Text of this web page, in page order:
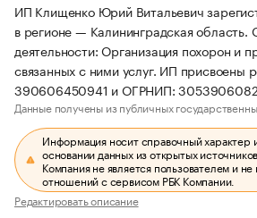
ИП Клищенко Юрий Витальевич
в регионе — Калининградская область.
деятельности: Организация похорон и
связанных с ними услуг. ИП присвоены
390606450941 и ОГРНИП:
Данные получены из публичных
Информация носит справочный характер
основании данных из открытых источников.
Компания не является пользователем и
отношений с сервисом РБК Компании.
Редактировать описание